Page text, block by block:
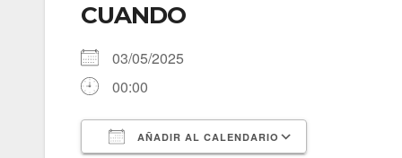
CUANDO
03/05/2025
00:00
AÑADIR AL CALENDARIO